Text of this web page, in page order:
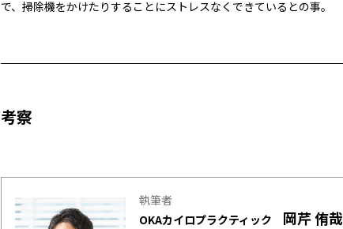
で、掃除機をかけたりすることにストレスなくできているとの事。
考察
執筆者
OKAカイロプラクティック
岡芹 侑哉